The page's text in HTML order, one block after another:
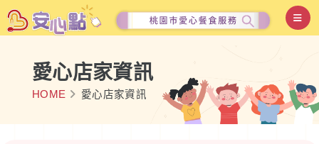
愛心店家資訊
HOME 愛心店家資訊